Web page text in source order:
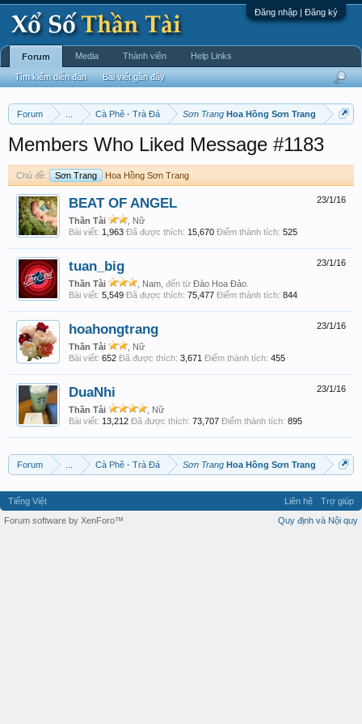
Đăng nhập | Đăng ký
Forum Cà Phê - Trà Đá Sơn Trang Hoa Hồng Sơn Trang
Members Who Liked Message #1183
Chủ đề: Sơn Trang Hoa Hồng Sơn Trang
23/1/16
BEAT OF ANGEL
Thần Tài
, Nữ
Bài viết: 1,963 Đã được thích: 15,670 Điểm thành tích: 525
23/1/16
tuan_big
Thần Tài , Nam, đến từ Đào Hoa Đảo.
Bài viết: 5,549 Đã được thích: 75,477 Điểm thành tích: 844
23/1/16
hoahongtrang
Thần Tài
, Nữ
Bài viết: 652 Đã được thích: 3,671 Điểm thành tích: 455
23/1/16
DuaNhi
Thần Tài
, Nữ
Bài viết: 13,212 Đã được thích: 73,707 Điểm thành tích: 895
Forum Cà Phê - Trà Đá Sơn Trang Hoa Hồng Sơn Trang
Forum
Tìm kiếm diễn đàn Bài viết gần đây
Media Thành viên Help Links
Tiếng Việt Liên hệ
Trợ giúp
Quy định và Nội quy
Forum software by XenForo™